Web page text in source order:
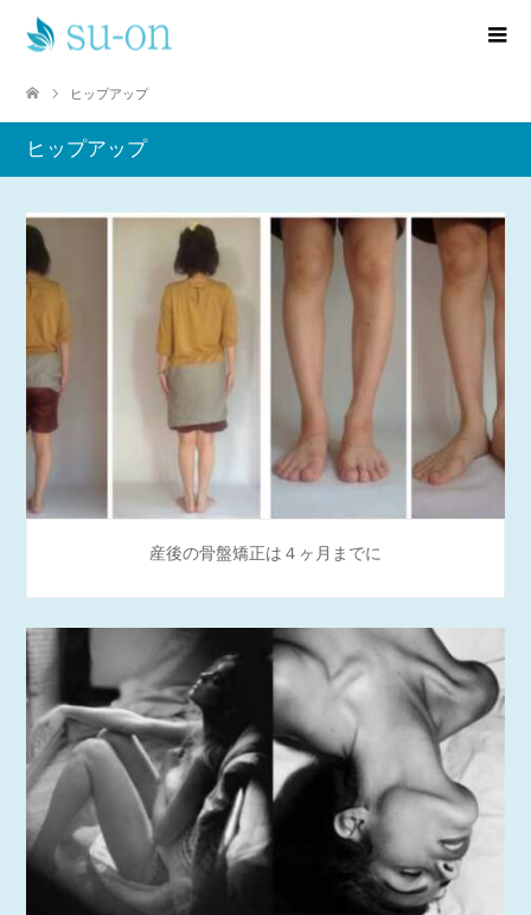
ヒップアップ
ヒップアップ
産後の骨盤矯正は４ヶ月までに